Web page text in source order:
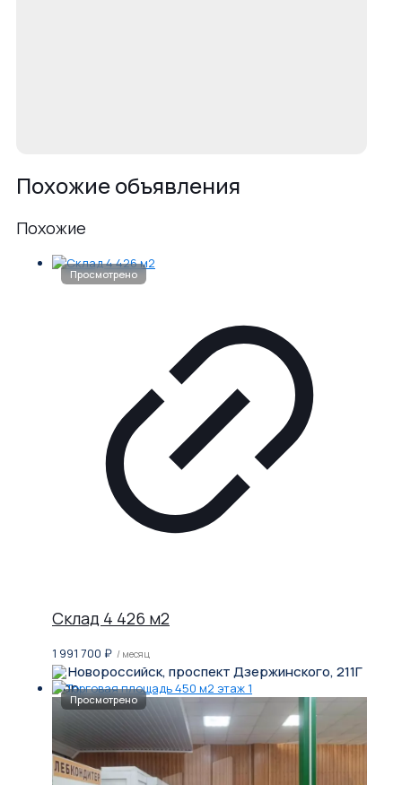
Похожие объявления
Похожие
Склад 4 426 м2
1 991 700 ₽ / месяц
Новороссийск, проспект Дзержинского, 211Г